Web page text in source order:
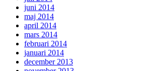
juni 2014
maj 2014
april 2014
mars 2014
februari 2014
januari 2014
december 2013